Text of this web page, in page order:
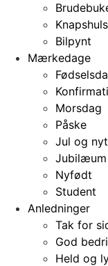
Bilpynt
Mærkedage
Morsdag
Påske
Jul og
Jubilæum
Nyfødt
Student
Anledninger
Tak for
God
Held og